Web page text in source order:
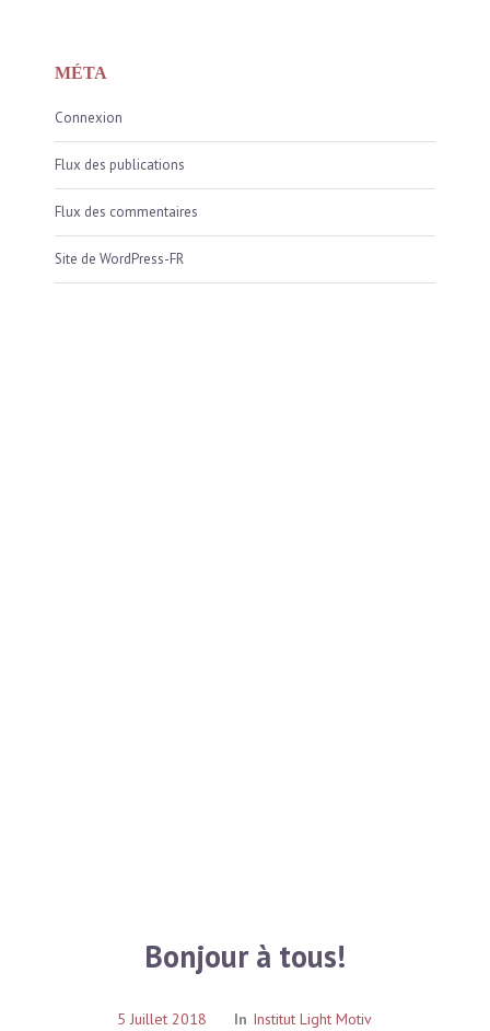
MÉTA
Connexion
Flux des publications
Flux des commentaires
Site de WordPress-FR
Bonjour à tous!
5 Juillet 2018 In Institut Light Motiv